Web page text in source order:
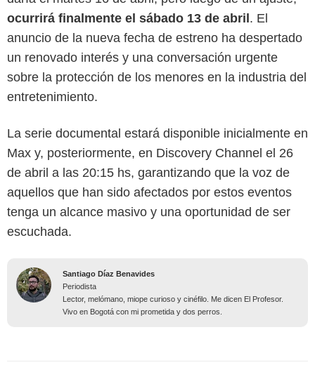
ocurrirá finalmente el sábado 13 de abril . El
anuncio de la nueva fecha de estreno ha despertado
un renovado interés y una conversación urgente
sobre la protección de los menores en la industria del
entretenimiento.
La serie documental estará disponible inicialmente en
Max y, posteriormente, en Discovery Channel el 26
de abril a las 20:15 hs, garantizando que la voz de
aquellos que han sido afectados por estos eventos
tenga un alcance masivo y una oportunidad de ser
escuchada.
Santiago Díaz Benavides
Periodista
Lector, melómano, miope curioso y cinéfilo. Me dicen El Profesor.
Vivo en Bogotá con mi prometida y dos perros.